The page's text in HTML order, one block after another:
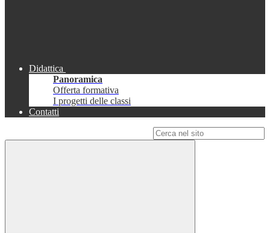
Didattica
Panoramica
Offerta formativa
I progetti delle classi
Contatti